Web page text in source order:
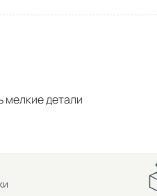
мелкие детали